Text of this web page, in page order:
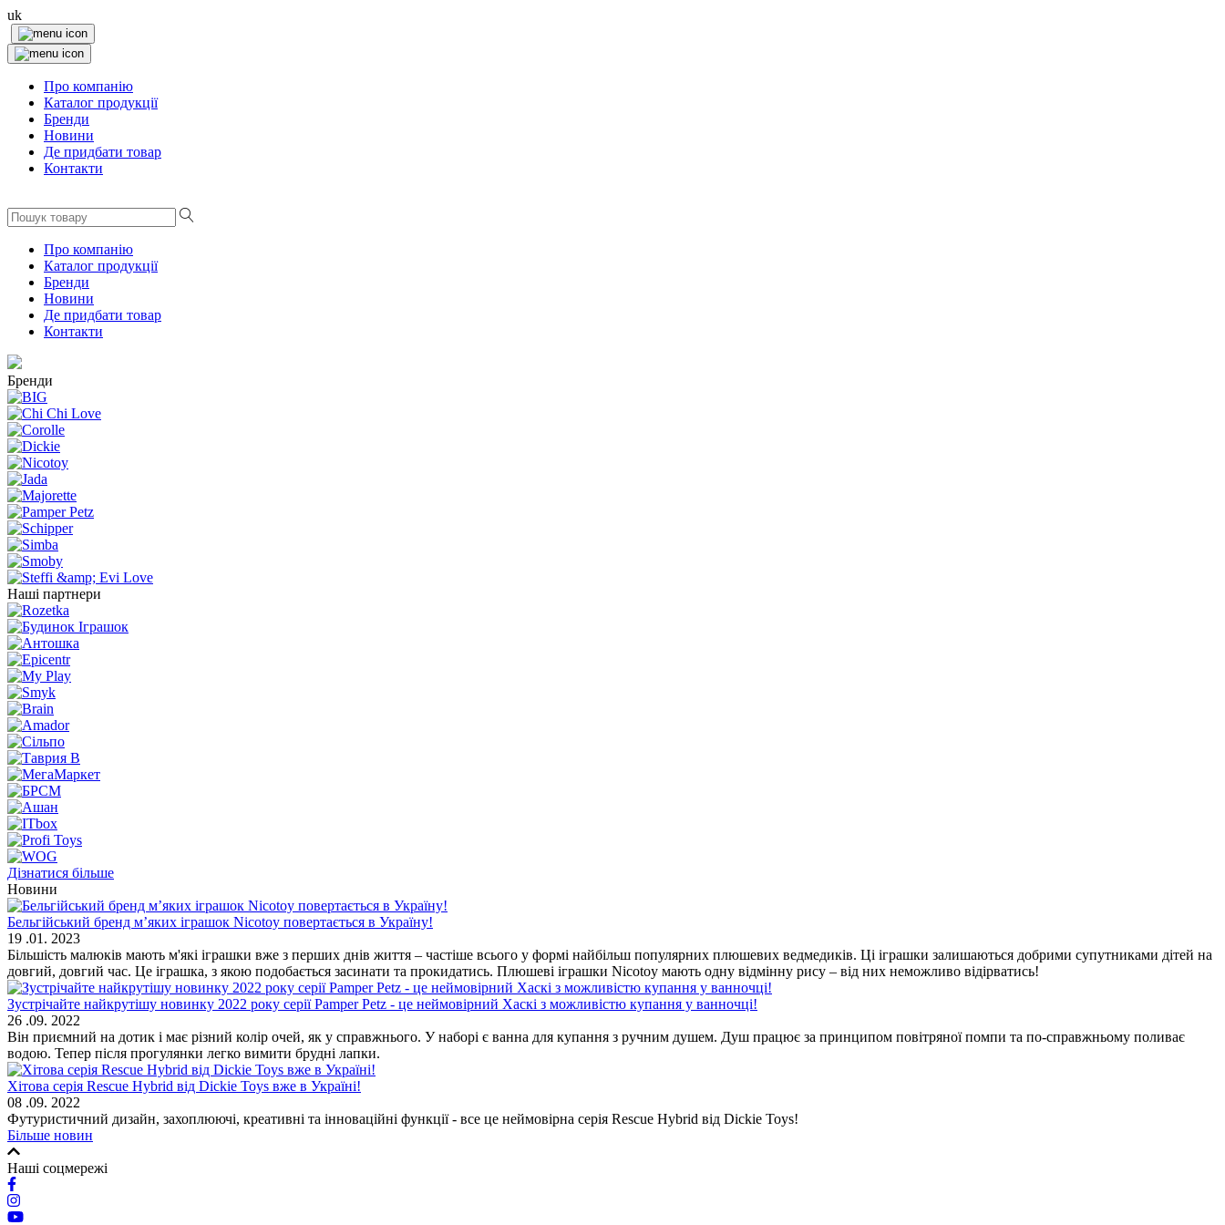
uk
Про компанію
Каталог продукції
Бренди
Новини
Де придбати товар
Контакти
Про компанію
Каталог продукції
Бренди
Новини
Де придбати товар
Контакти
Бренди
Наші партнери
Дізнатися більше
Новини
Бельгійський бренд м’яких іграшок Nicotoy повертається в Україну!
19 .01. 2023
Більшість малюків мають м'які іграшки вже з перших днів життя – частіше всього у формі найбільш популярних плюшевих ведмедиків. Ці іграшки залишаються добрими супутниками дітей на
довгий, довгий час. Це іграшка, з якою подобається засинати та прокидатись. Плюшеві іграшки Nicotoy мають одну відмінну рису – від них неможливо відірватись!
Зустрічайте найкрутішу новинку 2022 року серії Pamper Petz - це неймовірний Хаскі з можливістю купання у ванночці!
26 .09. 2022
Він приємний на дотик і має різний колір очей, як у справжнього. У наборі є ванна для купання з ручним душем. Душ працює за принципом повітряної помпи та по-справжньому поливає
водою. Тепер після прогулянки легко вимити брудні лапки.
Хітова серія Rescue Hybrid від Dickie Toys вже в Україні!
08 .09. 2022
Футуристичний дизайн, захоплюючі, креативні та інноваційні функції - все це неймовірна серія Rescue Hybrid від Dickie Toys!
Більше новин
Наші соцмережі